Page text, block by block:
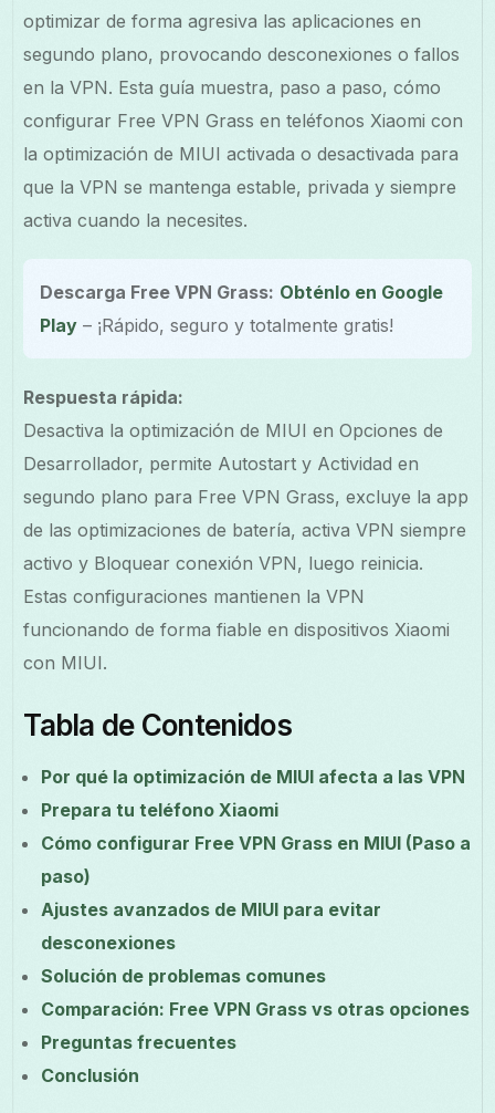
optimizar de forma agresiva las aplicaciones en
segundo plano, provocando desconexiones o fallos
en la VPN. Esta guía muestra, paso a paso, cómo
configurar Free VPN Grass en teléfonos Xiaomi con
la optimización de MIUI activada o desactivada para
que la VPN se mantenga estable, privada y siempre
activa cuando la necesites.
Descarga Free VPN Grass: Obténlo en Google
Play – ¡Rápido, seguro y totalmente gratis!
Respuesta rápida:
Desactiva la optimización de MIUI en Opciones de
Desarrollador, permite Autostart y Actividad en
segundo plano para Free VPN Grass, excluye la app
de las optimizaciones de batería, activa VPN siempre
activo y Bloquear conexión VPN, luego reinicia.
Estas configuraciones mantienen la VPN
funcionando de forma fiable en dispositivos Xiaomi
con MIUI.
Tabla de Contenidos
Por qué la optimización de MIUI afecta a las VPN
Prepara tu teléfono Xiaomi
Cómo configurar Free VPN Grass en MIUI (Paso a
paso)
Ajustes avanzados de MIUI para evitar
desconexiones
Solución de problemas comunes
Comparación: Free VPN Grass vs otras opciones
Preguntas frecuentes
Conclusión